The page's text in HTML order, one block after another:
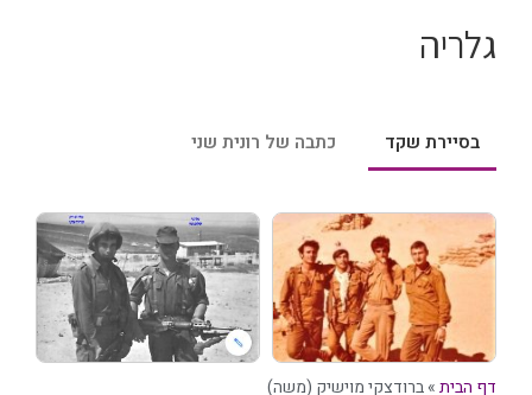
גלריה
בסיירת שקד כתבה של רונית שני
דף הבית»ברודצקי מוישיק (משה)